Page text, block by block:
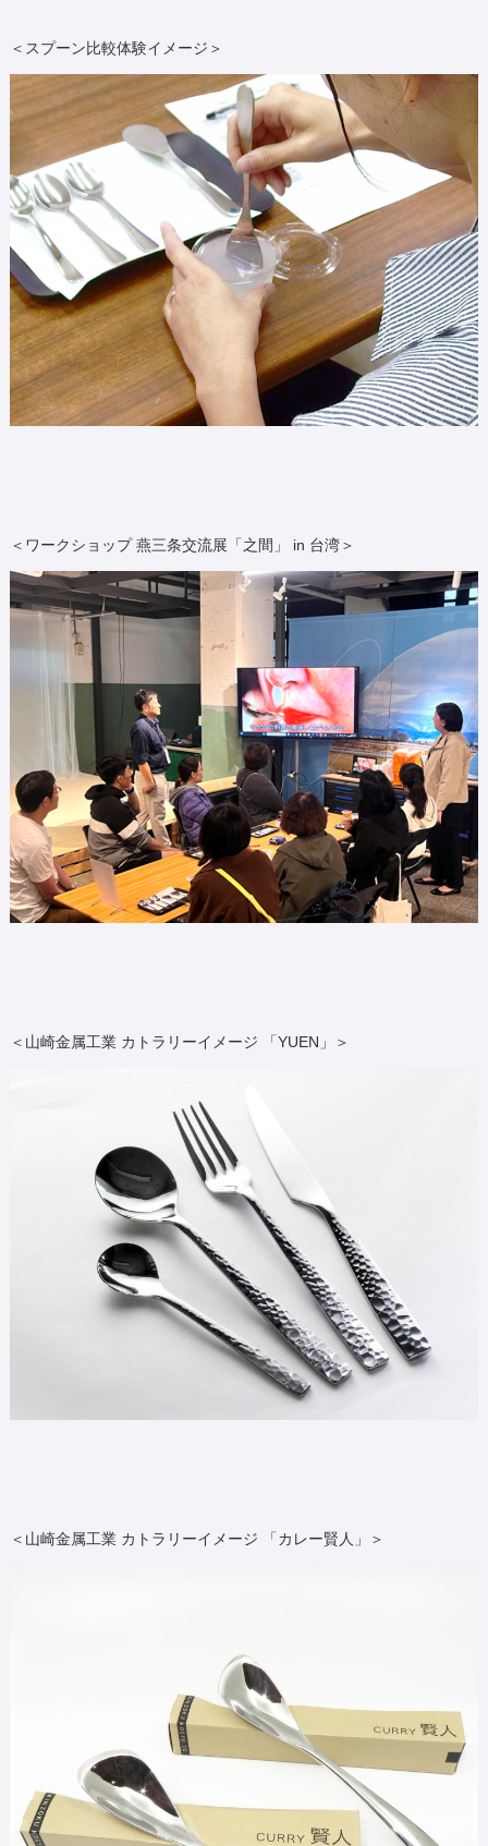
＜スプーン比較体験イメージ＞
＜ワークショップ 燕三条交流展「之間」 in 台湾＞
＜山崎金属工業 カトラリーイメージ 「YUEN」＞
＜山崎金属工業 カトラリーイメージ 「カレー賢人」＞